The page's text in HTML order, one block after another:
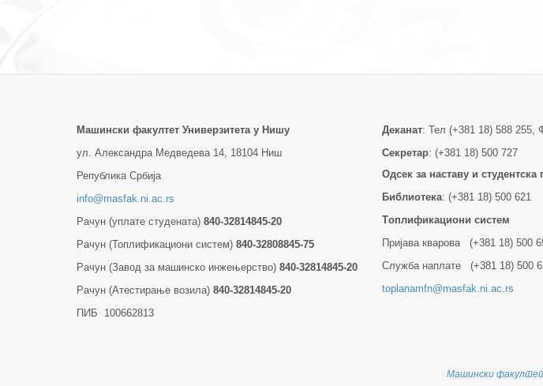
Машински факултет Универзитетa у Нишу
ул. Александра Медведева 14, 18104 Ниш
Република Србија
info@masfak.ni.ac.rs
Рачун (уплате студената) 840-32814845-20
Рачун (Топлификациони систем) 840-32808845-75
Рачун (Завод за машинско инжењерство) 840-32814845-20
Рачун (Атестирање возила) 840-32814845-20
ПИБ 100662813
Деканат: Тел (+381 18) 588 255,
Секретар: (+381 18) 500 727
Одсек за наставу и студентска
Библиотека: (+381 18) 500 621
Tоплификациони систем
Пријава кварова (+381 18) 500
Служба наплате (+381 18) 500
toplanamfn@masfak.ni.ac.rs
Машински